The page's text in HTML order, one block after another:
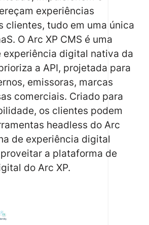
experiências
clientes, tudo em uma única
O Arc XP CMS é uma
experiência digital nativa da
a API, projetada para
emissoras, marcas
comerciais. Criado para
os clientes podem
headless do Arc
de experiência digital
a plataforma de
do Arc XP.